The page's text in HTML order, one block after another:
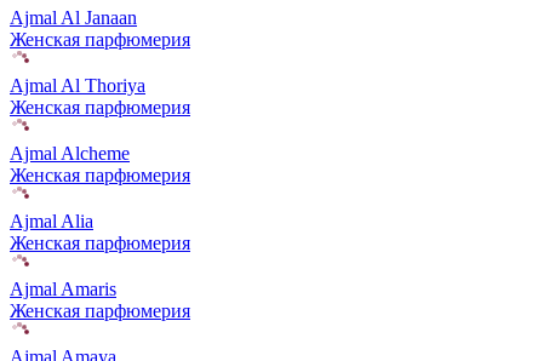
Ajmal Al Janaan
Женская парфюмерия
Ajmal Al Thoriya
Женская парфюмерия
Ajmal Alcheme
Женская парфюмерия
Ajmal Alia
Женская парфюмерия
Ajmal Amaris
Женская парфюмерия